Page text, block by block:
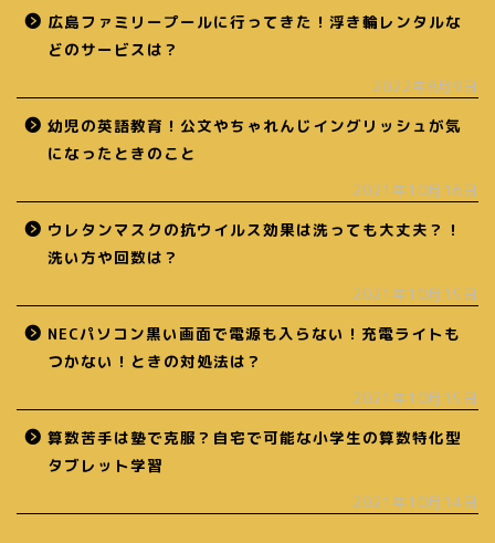
広島ファミリープールに行ってきた！浮き輪レンタルな
どのサービスは？
2022年8月9日
幼児の英語教育！公文やちゃれんじイングリッシュが気
になったときのこと
2021年10月16日
ウレタンマスクの抗ウイルス効果は洗っても大丈夫？！
洗い方や回数は？
2021年10月15日
NECパソコン黒い画面で電源も入らない！充電ライトも
つかない！ときの対処法は？
2021年10月15日
算数苦手は塾で克服？自宅で可能な小学生の算数特化型
タブレット学習
2021年10月14日